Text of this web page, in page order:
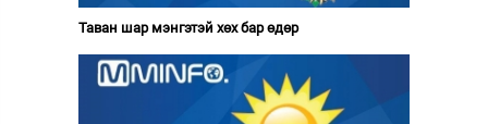
Таван шар мэнгэтэй хөх бар өдөр